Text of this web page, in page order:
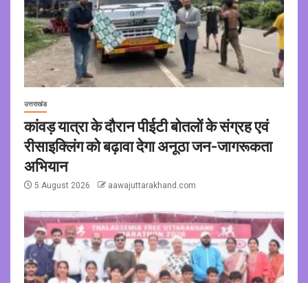
उत्तराखंड
कांवड़ यात्रा के दौरान पीईटी बोतलों के संग्रह एवं
रीसाइक्लिंग को बढ़ावा देगा अनूठा जन-जागरूकता
अभियान
5 August 2026 aawajuttarakhand.com